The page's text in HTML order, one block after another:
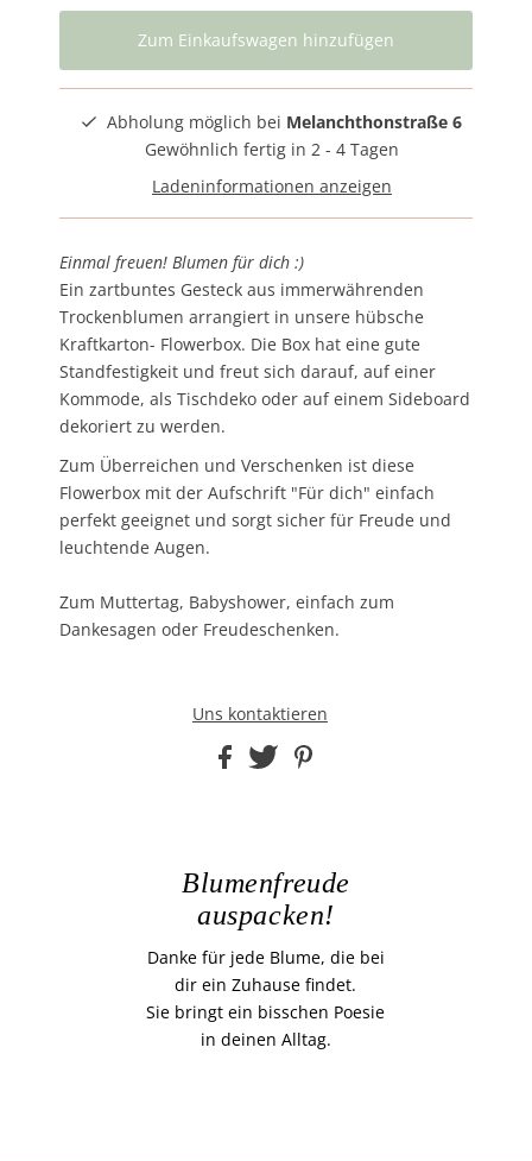
Abholung möglich bei Melanchthonstraße 6
Gewöhnlich fertig in 2 - 4 Tagen
Ladeninformationen anzeigen
Einmal freuen! Blumen für dich :)
Ein zartbuntes Gesteck aus immerwährenden
Trockenblumen arrangiert in unsere hübsche
Kraftkarton- Flowerbox. Die Box hat eine gute
Standfestigkeit und freut sich darauf, auf einer
Kommode, als Tischdeko oder auf einem Sideboard
dekoriert zu werden.
Zum Überreichen und Verschenken ist diese
Flowerbox mit der Aufschrift "Für dich" einfach
perfekt geeignet und sorgt sicher für Freude und
leuchtende Augen.
Zum Muttertag, Babyshower, einfach zum
Dankesagen oder Freudeschenken.
Uns kontaktieren
Blumenfreude
auspacken!
Danke für jede Blume, die bei
dir ein Zuhause findet.
Sie bringt ein bisschen Poesie
in deinen Alltag.